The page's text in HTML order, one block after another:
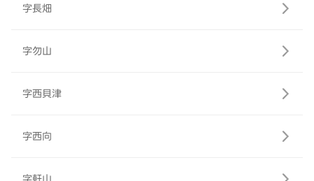
字長畑
字勿山
字西貝津
字西向